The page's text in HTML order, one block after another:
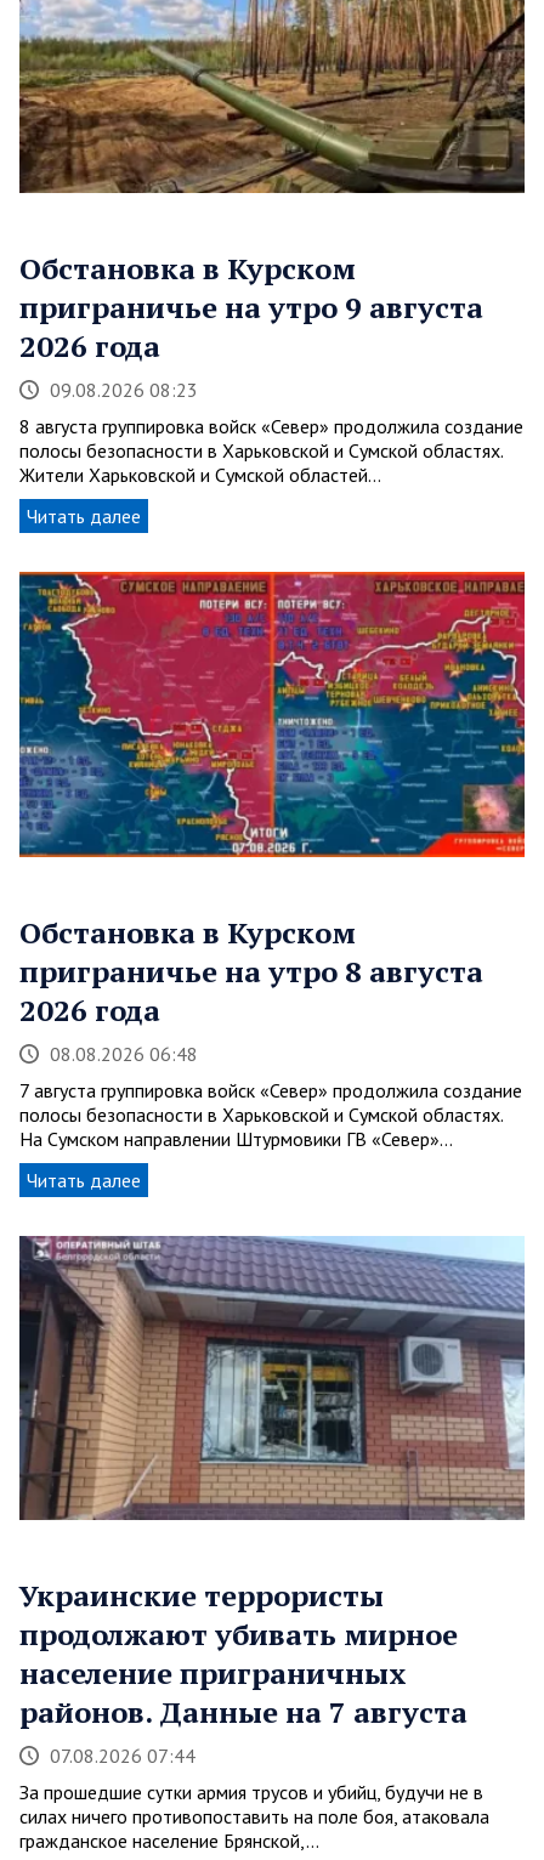
Обстановка в Курском
приграничье на утро 9 августа
2026 года
09.08.2026 08:23
8 августа группировка войск «Север» продолжила создание
полосы безопасности в Харьковской и Сумской областях.
Жители Харьковской и Сумской областей…
Читать далее
Обстановка в Курском
приграничье на утро 8 августа
2026 года
08.08.2026 06:48
7 августа группировка войск «Север» продолжила создание
полосы безопасности в Харьковской и Сумской областях.
На Сумском направлении Штурмовики ГВ «Север»…
Читать далее
Украинские террористы
продолжают убивать мирное
население приграничных
районов. Данные на 7 августа
07.08.2026 07:44
За прошедшие сутки армия трусов и убийц, будучи не в
силах ничего противопоставить на поле боя, атаковала
гражданское население Брянской,…